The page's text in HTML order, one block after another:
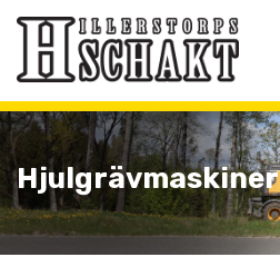
Hjulgrävmaskiner